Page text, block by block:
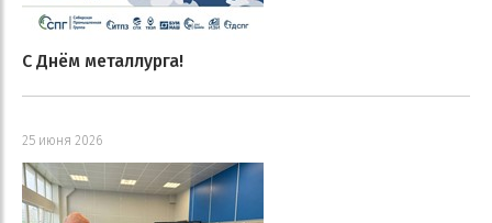
С Днём металлурга!
25 июня 2026